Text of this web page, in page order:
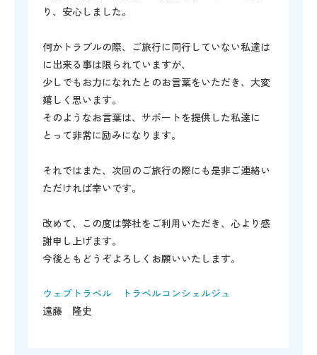
り、安心しました。
何かトラブルの際、ご旅行に同行していない私達は
に出来る事は限られていますが、
少しでもお力になれたとのお言葉をいただき、大変
嬉しく思います。
そのようなお言葉は、サポートを提供した私達に
とって非常に励みになります。
それではまた、次回のご旅行の際にも是非ご連絡い
ただければ幸いです。
改めて、この度は弊社をご利用いただき、心より感
謝申し上げます。
今後ともどうぞよろしくお願いいたします。
ウェブトラベル トラベルコンシェルジュ
遠藤 隆史